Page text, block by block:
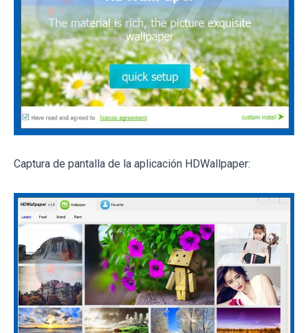
Captura de pantalla de la aplicación HDWallpaper: